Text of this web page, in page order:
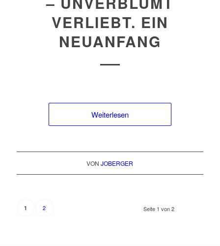
VERLIEBT. EIN
NEUANFANG
Weiterlesen
VONJOBERGER
Seite 1 von 2
1 2